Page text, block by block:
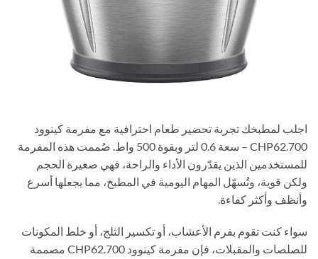
اجلب لمطبخك تجربة تحضير طعام احترافية مع مفرمة كينوود
CHP62.700 – سعة 0.6 لتر وبقوة 500 واط. صُممت هذه المفرمة
للمستخدمين الذين يقدّرون الأداء والراحة، فهي صغيرة الحجم
ولكن قوية، وتُسهّل المهام اليومية في المطبخ، مما يجعلها أسرع
وأنظف وأكثر كفاءة.
سواء كنت تقوم بفرم الأعشاب، أو تكسير الثلج، أو خلط المكونات
للصلصات والمقبلات، فإن مفرمة كينوود CHP62.700 مصممة